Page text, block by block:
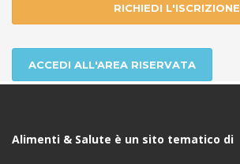
RICHIEDI L'ISCRIZIONE
ACCEDI ALL'AREA RISERVATA
Alimenti & Salute è un sito tematico di